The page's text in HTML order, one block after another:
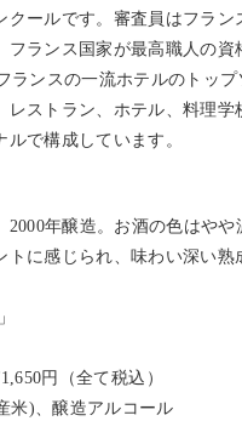
クールです。審査員はフラン
フランス国家が最高職人の資
ランスの一流ホテルのトップ
レストラン、ホテル、料理学
で構成しています。
年醸造。お酒の色はやや
トに感じられ、味わい深い熟
円（全て税込）
米)、醸造アルコール